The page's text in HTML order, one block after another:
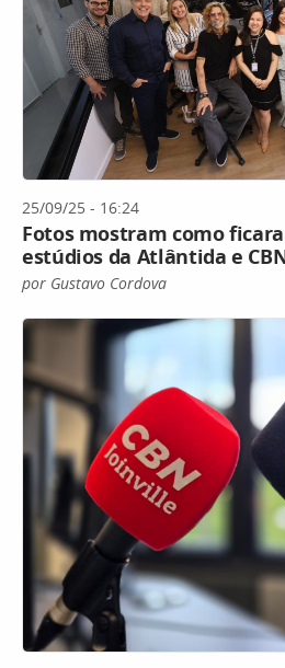
25/09/25 - 16:24
Fotos mostram como
estúdios da Atlântida e
por Gustavo Cordova